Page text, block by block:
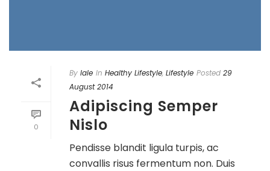
0
By lale In Healthy Lifestyle, Lifestyle Posted 29
August 2014
Adipiscing Semper
Nislo
Pendisse blandit ligula turpis, ac
convallis risus fermentum non. Duis